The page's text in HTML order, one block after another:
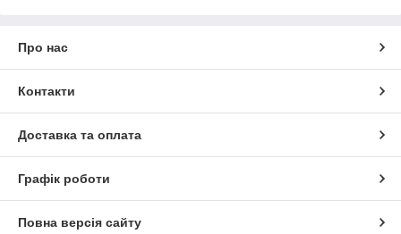
Про нас
Контакти
Доставка та оплата
Графік роботи
Повна версія сайту